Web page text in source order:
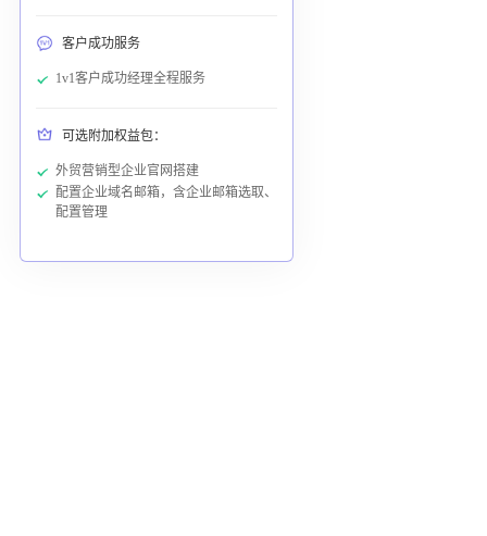
客户成功服务
1v1客户成功经理全程服务
可选附加权益包：
外贸营销型企业官网搭建
配置企业域名邮箱，含企业邮箱选取、
配置管理